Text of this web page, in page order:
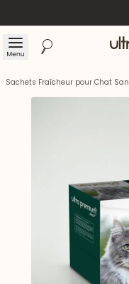
Menu Rechercher
Sachets Fraîcheur pour Chat